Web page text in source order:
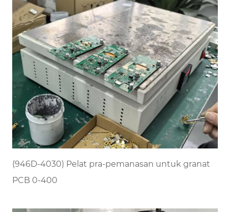
(946D-4030) Pelat pra-pemanasan untuk granat
PCB 0-400